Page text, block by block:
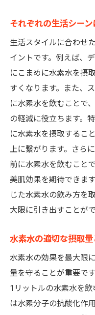
それぞれの生活シー
生活スタイルに合わせ
イントです。例えば、
にこまめに水素水を摂
すくなります。また、
に水素水を飲むことで
の軽減に役立ちます。
に水素水を摂取するこ
上に繋がります。さら
前に水素水を飲むこと
美肌効果を期待できま
じた水素水の飲み方を
大限に引き出すことがで
水素水の適切な摂取
水素水の効果を最大限
量を守ることが重要で
1リットルの水素水を
は水素分子の抗酸化作